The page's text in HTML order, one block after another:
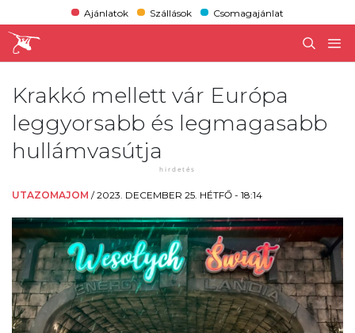
Ajánlatok Szállások Csomagajánlat
Krakkó mellett vár Európa
leggyorsabb és legmagasabb
hullámvasútja
UTAZOMAJOM /2023. DECEMBER 25. HÉTFŐ - 18:14